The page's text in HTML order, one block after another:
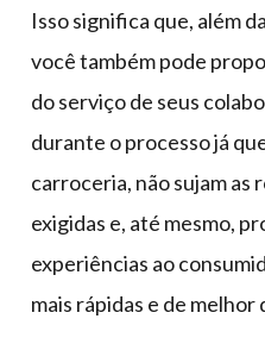
Isso significa que, além
você também pode
do serviço de seus
durante o processo já
carroceria, não sujam as
exigidas e, até mesmo,
experiências ao
mais rápidas e de melhor